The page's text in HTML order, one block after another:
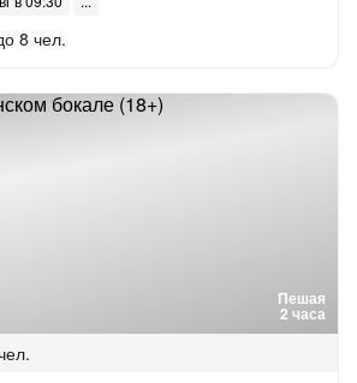
8 чел.
Пешая
2 часа